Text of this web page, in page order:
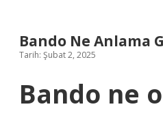
Bando Ne Anlama
Tarih: Şubat 2, 2025
Bando ne